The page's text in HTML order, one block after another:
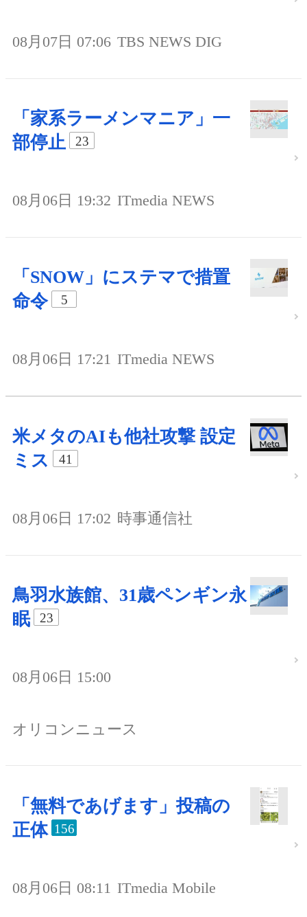
08月07日 07:06 TBS NEWS DIG
「家系ラーメンマニア」一
部停止
23
08月06日 19:32 ITmedia NEWS
「SNOW」にステマで措置
命令
5
08月06日 17:21 ITmedia NEWS
米メタのAIも他社攻撃 設定
ミス
41
08月06日 17:02 時事通信社
鳥羽水族館、31歳ペンギン永
眠
23
08月06日 15:00
オリコンニュース
「無料であげます」投稿の
正体 156
08月06日 08:11 ITmedia Mobile